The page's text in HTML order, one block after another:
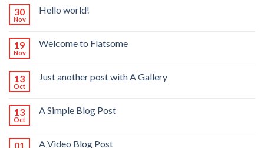
30
Nov
Hello world!
19
Nov
Welcome to Flatsome
13
Oct
Just another post with A Gallery
13
Oct
A Simple Blog Post
01 A Video Blog Post